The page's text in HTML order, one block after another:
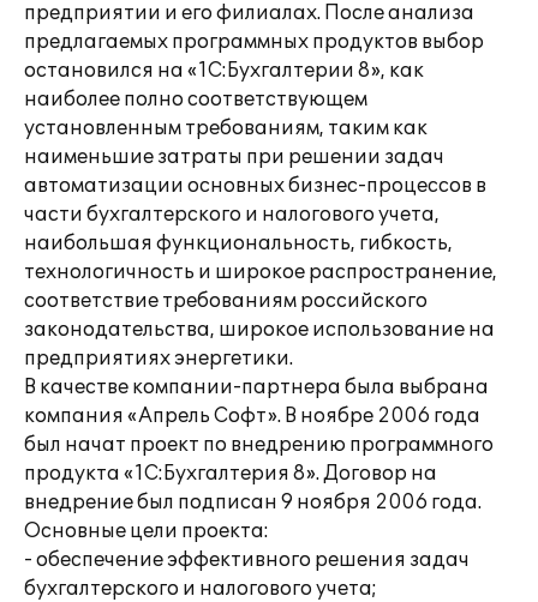
предприятии и его филиалах. После анализа
предлагаемых программных продуктов выбор
остановился на «1С:Бухгалтерии 8», как
наиболее полно соответствующем
установленным требованиям, таким как
наименьшие затраты при решении задач
автоматизации основных бизнес-процессов в
части бухгалтерского и налогового учета,
наибольшая функциональность, гибкость,
технологичность и широкое распространение,
соответствие требованиям российского
законодательства, широкое использование на
предприятиях энергетики.
В качестве компании-партнера была выбрана
компания «Апрель Софт». В ноябре 2006 года
был начат проект по внедрению программного
продукта «1С:Бухгалтерия 8». Договор на
внедрение был подписан 9 ноября 2006 года.
Основные цели проекта:
- обеспечение эффективного решения задач
бухгалтерского и налогового учета;